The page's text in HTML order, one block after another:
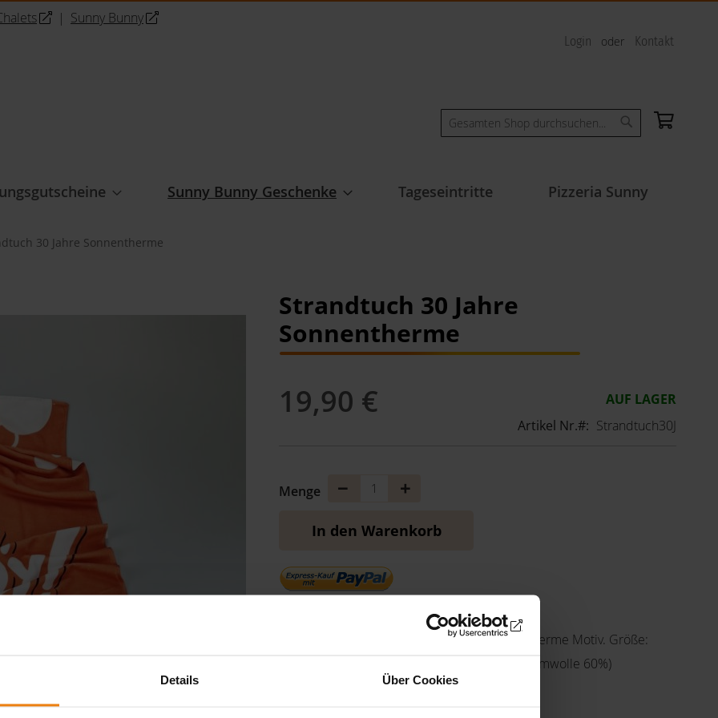
Details Über Cookies
| Sunny Bunny
Login Kontakt
Mein
Sunny Bunny Geschenke Tageseintritte Pizzeria Sunny
30 Jahre Sonnentherme
Strandtuch 30 Jahre
Sonnentherme
19,90 €
AUF LAGER
Artikel Nr.
Strandtuch30J
Menge
In den Warenkorb
Flauschiges Strandtuch mit 30 Jahre Sonnentherme Motiv. Größe:
70x140 cm (Velourpolyester 40%, Frottee-Baumwolle 60%)